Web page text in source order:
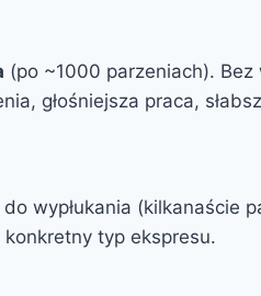
(po ~1000 parzeniach).
głośniejsza praca,
wypłukania (kilkanaście
typ ekspresu.